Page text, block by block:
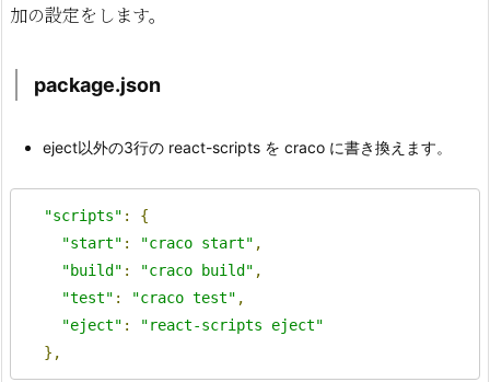
加の設定をします。
package.json
eject以外の3行の react-scripts を craco に書き換えます。
"scripts" :
{
"start" : "craco start" ,
"build" : "craco build" ,
"test" : "craco test" ,
"eject" :
"react-scripts eject"
},